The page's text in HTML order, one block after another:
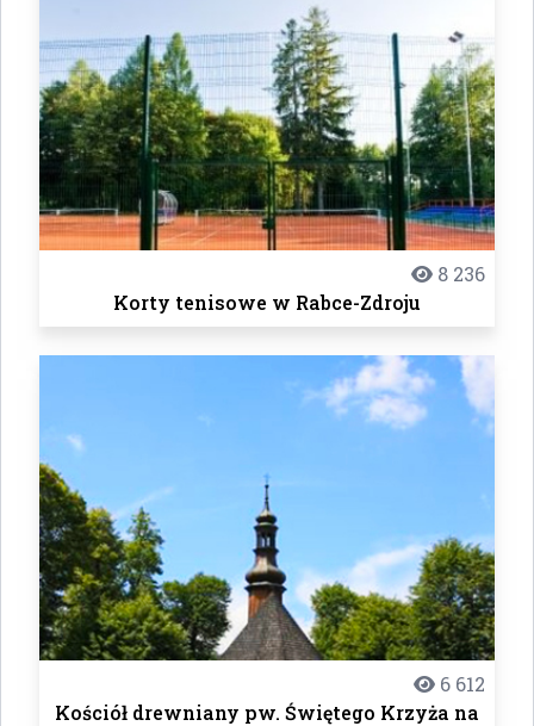
8 236
Korty tenisowe w Rabce-Zdroju
6 612
Kościół drewniany pw. Świętego Krzyża na